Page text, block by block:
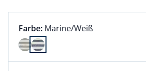
Farbauswahl:
Farbe: aktuell ausgewählt:
Marine/Weiß
Farbe Marine/Weiß ausgewählt